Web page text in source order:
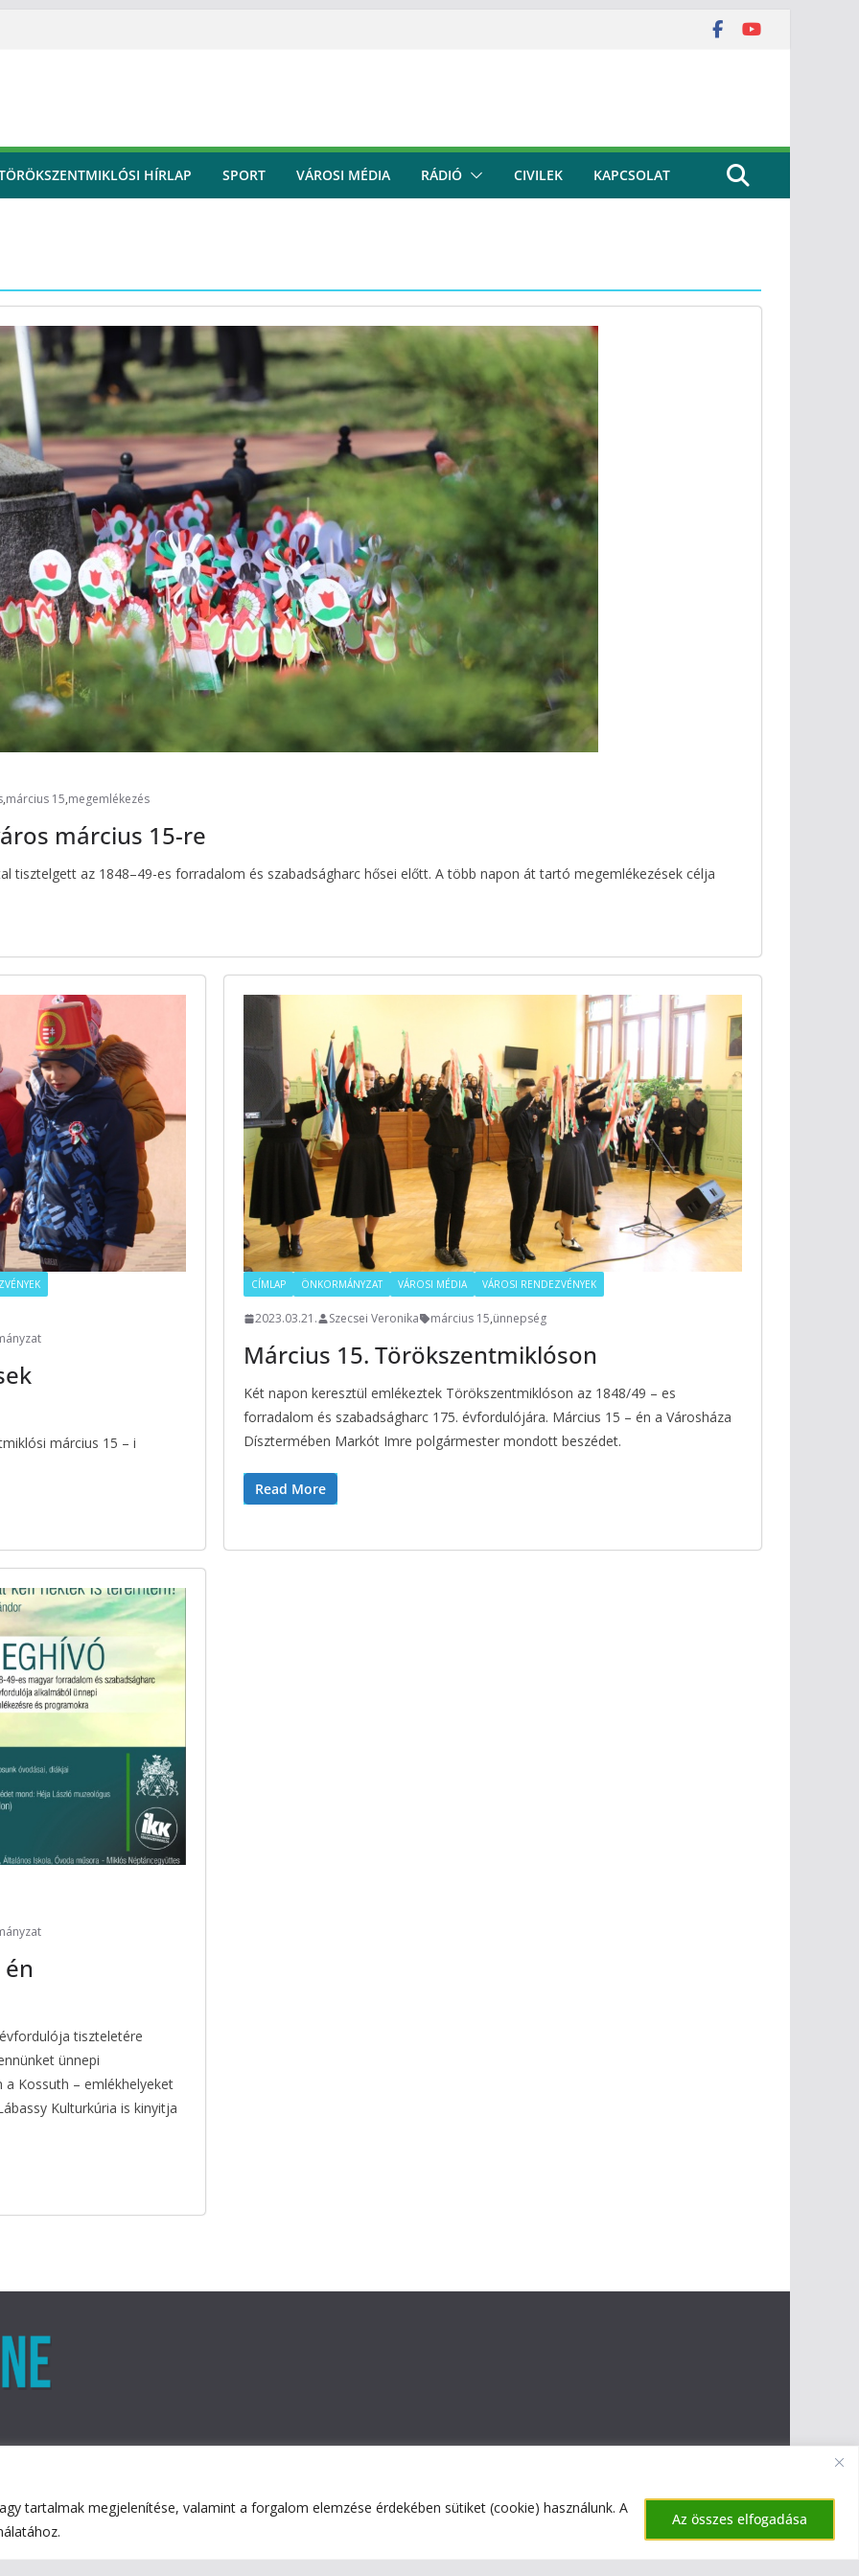
tartalmak megjelenítése, valamint a forgalom elemzése érdekében sütiket (cookie) használunk. A
Az összes elfogadása
HÍRLAP SPORT VÁROSI MÉDIA RÁDIÓ CIVILEK KAPCSOLAT
,március 15,megemlékezés
március 15-re
tisztelgett az 1848–49-es forradalom és szabadságharc hősei előtt. A több napon át tartó megemlékezések célja
március 15 – i
CÍMLAP ÖNKORMÁNYZAT VÁROSI MÉDIA VÁROSI RENDEZVÉNYEK
2023.03.21. Szecsei Veronika március 15,ünnepség
Március 15. Törökszentmiklóson
Két napon keresztül emlékeztek Törökszentmiklóson az 1848/49 – es
forradalom és szabadságharc 175. évfordulójára. Március 15 – én a Városháza
Dísztermében Markót Imre polgármester mondott beszédet.
Read More
tiszteletére
ünnepi
Kossuth – emlékhelyeket
Kulturkúria is kinyitja
.